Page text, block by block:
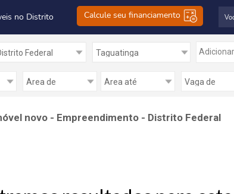
no Distrito
Calcule seu financiamento
novo - Empreendimento - Distrito Federal